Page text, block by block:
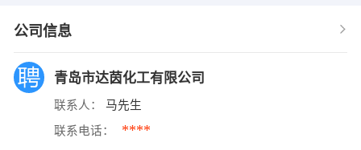
公司信息
青岛市达茵化工有限公司
联系人： 马先生
联系电话： ****